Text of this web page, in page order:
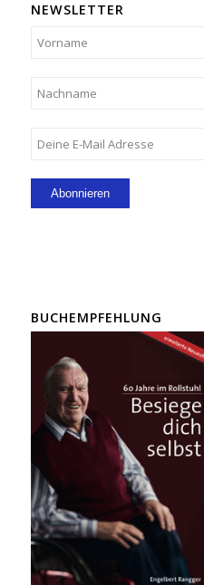
NEWSLETTER
BUCHEMPFEHLUNG